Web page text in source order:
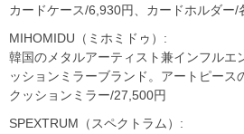
カードケース/6,930円、カードホルダー/
MIHOMIDU（ミホミドゥ）:
韓国のメタルアーティスト兼インフルエ
ッションミラーブランド。アートピース
クッションミラー/27,500円
SPEXTRUM（スペクトラム）: